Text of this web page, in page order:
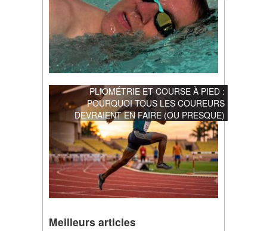
PLIOMÉTRIE ET COURSE À PIED :
POURQUOI TOUS LES COUREURS
DEVRAIENT EN FAIRE (OU PRESQUE)
Meilleurs articles